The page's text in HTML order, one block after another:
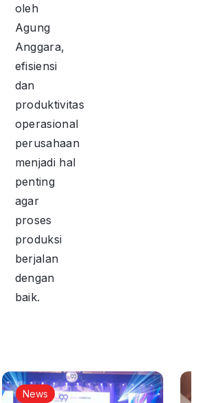
oleh
Agung
Anggara,
efisiensi
dan
produktivitas
operasional
perusahaan
menjadi hal
penting
agar
proses
produksi
berjalan
dengan
baik.
News